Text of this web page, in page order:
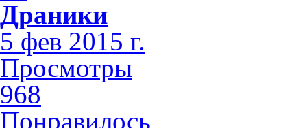
Драники
5 фев 2015 г.
Просмотры
968
Понравилось